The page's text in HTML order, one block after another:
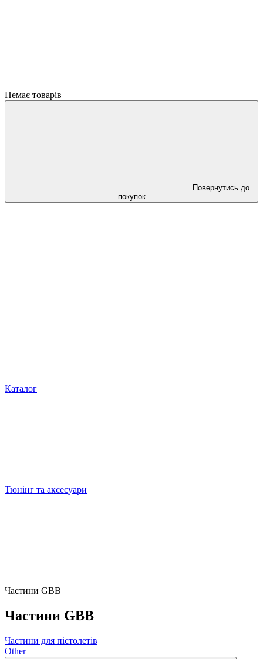
Немає товарів
Повернутись до
покупок
Каталог
Тюнінг та аксесуари
Частини GBB
Частини GBB
Частини для пістолетів
Other